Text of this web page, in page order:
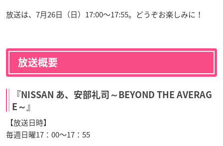
放送は、7月26日（日）17:00～17:55。どうぞお楽しみに！
放送概要
『NISSAN あ、安部礼司～BEYOND THE AVERAG
E～』
【放送日時】
毎週日曜17：00～17：55